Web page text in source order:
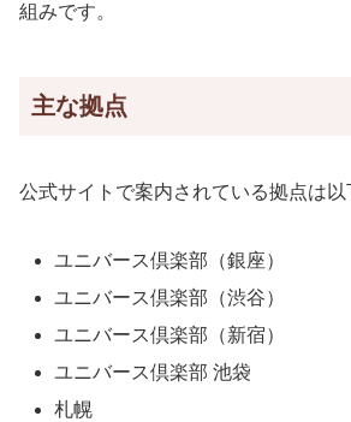
組みです。
主な拠点
公式サイトで案内されている拠点は以
ユニバース倶楽部（銀座）
ユニバース倶楽部（渋谷）
ユニバース倶楽部（新宿）
ユニバース倶楽部 池袋
札幌